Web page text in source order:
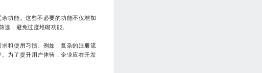
功能。这些不必要的功能不仅增加
选，避免过度堆砌功能。
和使用习惯。例如，复杂的注册流
为了提升用户体验，企业应在开发